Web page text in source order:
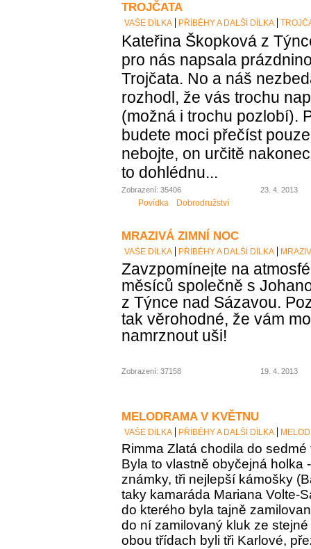
TROJČATA
VAŠE DÍLKA PŘÍBĚHY A DALŠÍ DÍLKA
Kateřina Škopková z
pro nás napsala
Trojčata. No a náš
rozhodl, že vás trochu
(možná i trochu pozlobí).
budete moci přečíst
nebojte, on určitě
to dohlédnu...
Zobrazení: 35406 23. 4. 2013
Povídka Dobrodružství
MRAZIVÁ ZIMNÍ NOC
VAŠE DÍLKA PŘÍBĚHY A DALŠÍ DÍLKA
Zavzpomínejte na
měsíců společně s
z Týnce nad Sázavou.
tak věrohodné, že vám
namrznout uši!
Zobrazení: 37158 19. 4. 2013
MELODRAMA V KVĚTNU
VAŠE DÍLKA PŘÍBĚHY A DALŠÍ DÍLKA
Rimma Zlatá chodila do
Byla to vlastně obyčejná holka
známky, tři nejlepší kámošky
taky kamaráda Mariana Volte-
do kterého byla tajně
do ní zamilovaný kluk ze
obou třídach byli tři Karlové,